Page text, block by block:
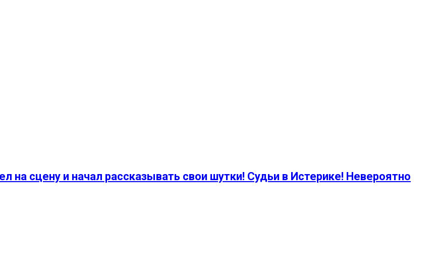
сцену и начал рассказывать свои шутки! Судьи в Истерике! Невероятно